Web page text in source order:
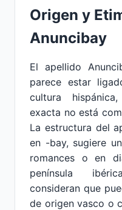
Origen y
Anuncibay
El apellido
parece estar
cultura
exacta no está
La estructura del
en -bay, sugiere
romances o en
península
consideran que
de origen vasco o